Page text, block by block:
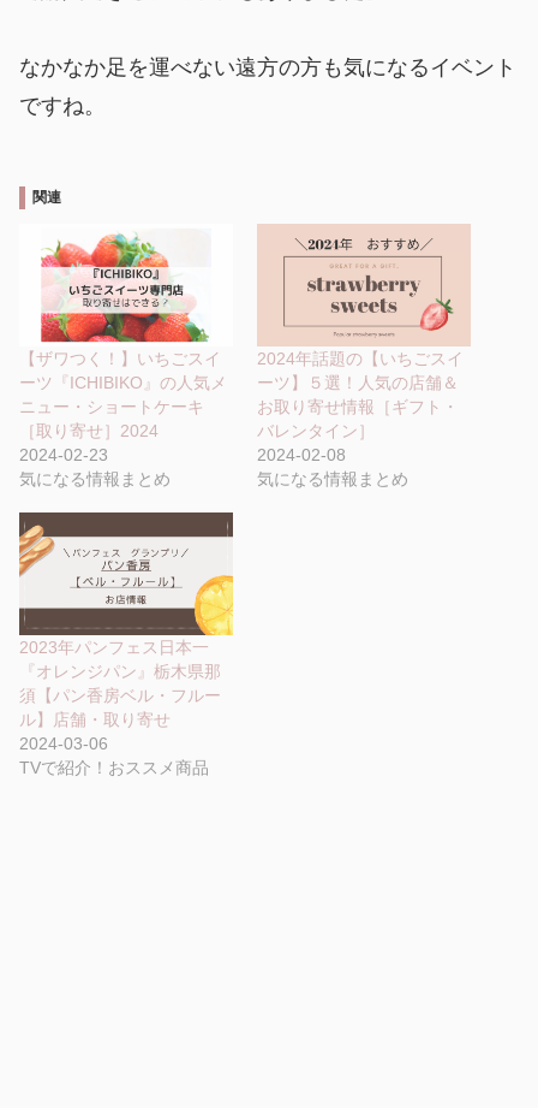
なかなか足を運べない遠方の方も気になるイベント
ですね。
関連
【ザワつく！】いちごスイ
ーツ『ICHIBIKO』の人気メ
ニュー・ショートケーキ
［取り寄せ］2024
2024-02-23
気になる情報まとめ
2024年話題の【いちごスイ
ーツ】５選！人気の店舗＆
お取り寄せ情報［ギフト・
バレンタイン］
2024-02-08
気になる情報まとめ
2023年パンフェス日本一
『オレンジパン』栃木県那
須【パン香房ベル・フルー
ル】店舗・取り寄せ
2024-03-06
TVで紹介！おススメ商品